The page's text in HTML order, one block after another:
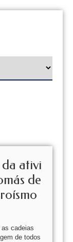
ativi
de
cadeias
de todos